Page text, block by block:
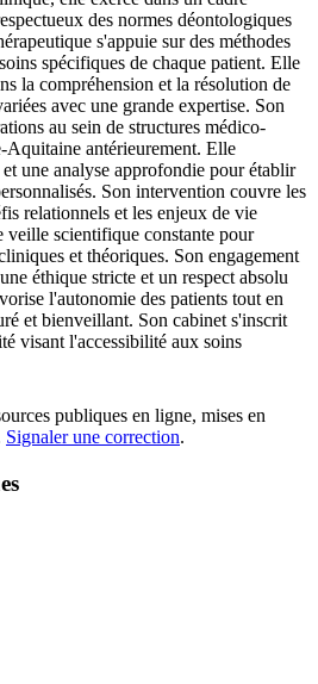
des normes déontologiques
s'appuie sur des méthodes
spécifiques de chaque patient. Elle
la compréhension et la résolution de
avec une grande expertise. Son
au sein de structures médico-
antérieurement. Elle
une analyse approfondie pour établir
Son intervention couvre les
relationnels et les enjeux de vie
veille scientifique constante pour
et théoriques. Son engagement
éthique stricte et un respect absolu
l'autonomie des patients tout en
et bienveillant. Son cabinet s'inscrit
visant l'accessibilité aux soins
publiques en ligne, mises en
Signaler une correction.